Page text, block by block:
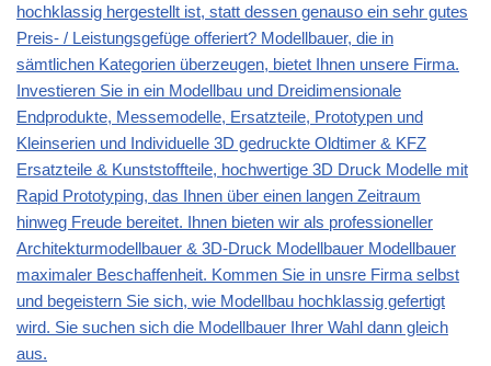
hochklassig hergestellt ist, statt dessen genauso ein sehr gutes
Preis- / Leistungsgefüge offeriert? Modellbauer, die in
sämtlichen Kategorien überzeugen, bietet Ihnen unsere Firma.
Investieren Sie in ein Modellbau und Dreidimensionale
Endprodukte, Messemodelle, Ersatzteile, Prototypen und
Kleinserien und Individuelle 3D gedruckte Oldtimer & KFZ
Ersatzteile & Kunststoffteile, hochwertige 3D Druck Modelle mit
Rapid Prototyping, das Ihnen über einen langen Zeitraum
hinweg Freude bereitet. Ihnen bieten wir als professioneller
Architekturmodellbauer & 3D-Druck Modellbauer Modellbauer
maximaler Beschaffenheit. Kommen Sie in unsre Firma selbst
und begeistern Sie sich, wie Modellbau hochklassig gefertigt
wird. Sie suchen sich die Modellbauer Ihrer Wahl dann gleich
aus.